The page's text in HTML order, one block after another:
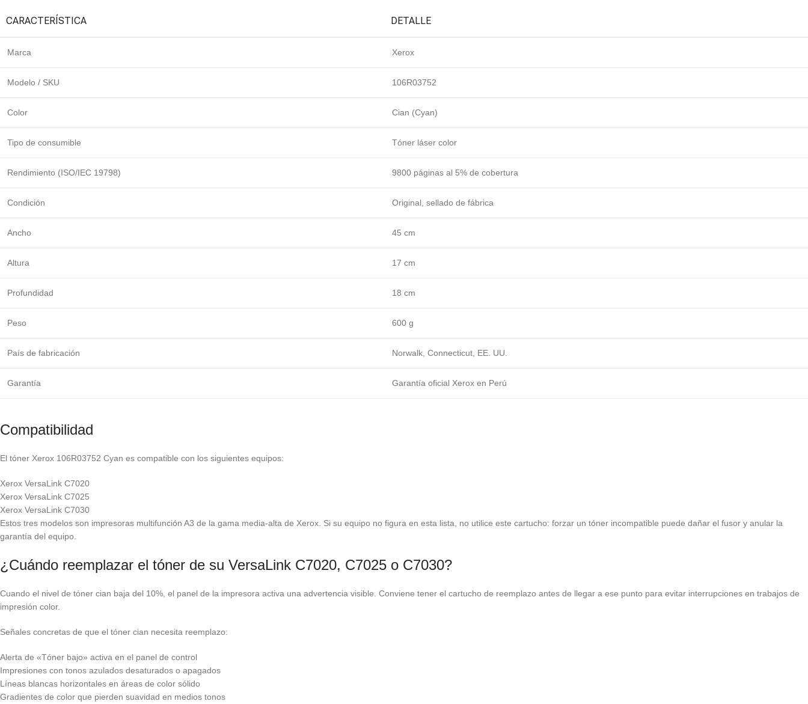
CARACTERÍSTICA DETALLE
Marca Xerox
Modelo / SKU 106R03752
Color Cian (Cyan)
Tipo de consumible Tóner láser color
Rendimiento (ISO/IEC 19798) 9800 páginas al 5% de cobertura
Condición Original, sellado de fábrica
Ancho 45 cm
Altura 17 cm
Profundidad 18 cm
Peso 600 g
País de fabricación Norwalk, Connecticut, EE. UU.
Garantía Garantía oficial Xerox en Perú
Compatibilidad
El tóner Xerox 106R03752 Cyan es compatible con los siguientes equipos:
Xerox VersaLink C7020
Xerox VersaLink C7025
Xerox VersaLink C7030
Estos tres modelos son impresoras multifunción A3 de la gama media-alta de Xerox. Si su equipo no figura en esta lista, no utilice este cartucho: forzar un tóner incompatible puede dañar el fusor y anular la
garantía del equipo.
¿Cuándo reemplazar el tóner de su VersaLink C7020, C7025 o C7030?
Cuando el nivel de tóner cian baja del 10%, el panel de la impresora activa una advertencia visible. Conviene tener el cartucho de reemplazo antes de llegar a ese punto para evitar interrupciones en trabajos de
impresión color.
Señales concretas de que el tóner cian necesita reemplazo:
Alerta de «Tóner bajo» activa en el panel de control
Impresiones con tonos azulados desaturados o apagados
Líneas blancas horizontales en áreas de color sólido
Gradientes de color que pierden suavidad en medios tonos